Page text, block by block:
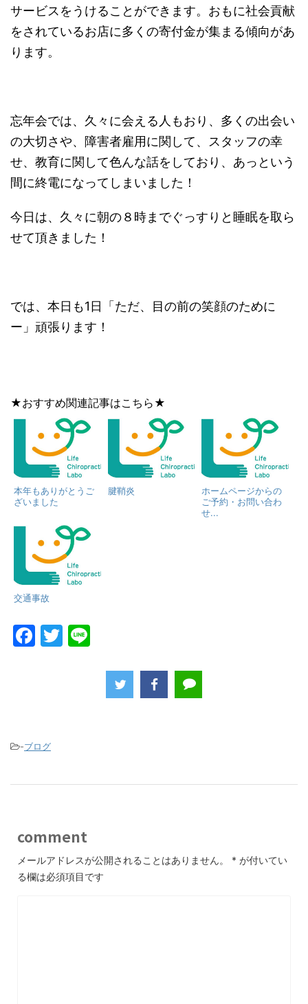
サービスをうけることができます。おもに社会貢献
をされているお店に多くの寄付金が集まる傾向があ
ります。
忘年会では、久々に会える人もおり、多くの出会い
の大切さや、障害者雇用に関して、スタッフの幸
せ、教育に関して色んな話をしており、あっという
間に終電になってしまいました！
今日は、久々に朝の８時までぐっすりと睡眠を取ら
せて頂きました！
では、本日も1日「ただ、目の前の笑顔のために
ー」頑張ります！
★おすすめ関連記事はこちら★
本年もありがとうご
ざいました
腱鞘炎
ホームページからの
ご予約・お問い合わ
せ...
交通事故
F
o
k
T
-ブログ
comment
メールアドレスが公開されることはありません。 * が付いてい
る欄は必須項目です